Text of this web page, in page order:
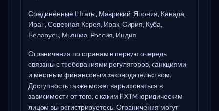
Соединённые Штаты, Маврикий, Япония, Канада,
Иран, Северная Корея, Ирак, Сирия, Куба,
Беларусь, Мьянма, Россия, Индия
Ограничения по странам в первую очередь
связаны с требованиями регуляторов, санкциями
и местным финансовым законодательством.
Доступность также может варьироваться в
зависимости от того, с каким FXTM юридическим
лицом вы регистрируетесь. Ограничения могут